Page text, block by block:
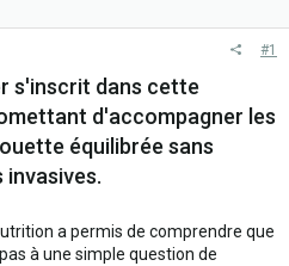
#1
s'inscrit dans cette
d'accompagner les
équilibrée sans
a permis de comprendre que
à une simple question de